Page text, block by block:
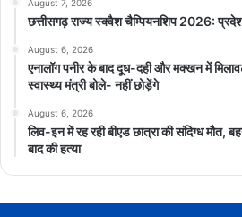
August 7, 2026
छत्तीसगढ़ राज्य स्क्वैश चैम्पियनशिप 2026:
August 6, 2026
एनालॉग पनीर के बाद दूध-दही और मक्खन में
स्वास्थ्य मंत्री बोले- नहीं छोड़ेंगे
August 6, 2026
लिव-इन में रह रही बीएड छात्रा की संदिग्ध मौत,
बाद की हत्या